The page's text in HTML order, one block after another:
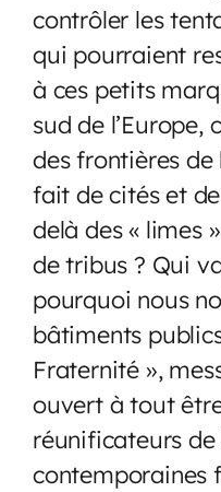
contrôler les
qui pourraient
à ces petits
sud de l’Europe,
des frontières de
fait de cités et
delà des « limes
de tribus ? Qui
pourquoi nous
bâtiments
Fraternité »,
ouvert à tout
réunificateurs de
contemporaines